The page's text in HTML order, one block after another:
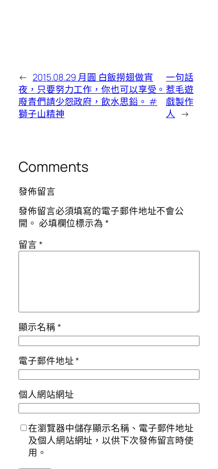
← 2015.08.29 月圓 白飯撈翅做宵
夜，只要努力工作，你也可以享受。
廢青們請少怨政府，飲水思鉛。 #
獅子山精神
一句話
惹毛遊
戲製作
人 →
Comments
發佈留言
發佈留言必須填寫的電子郵件地址不會公
開。 必填欄位標示為*
留言*
顯示名稱*
電子郵件地址*
個人網站網址
在瀏覽器中儲存顯示名稱、電子郵件地址
及個人網站網址，以供下次發佈留言時使
用。